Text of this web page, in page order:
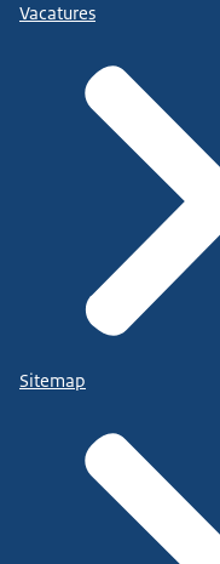
Vacatures
Sitemap